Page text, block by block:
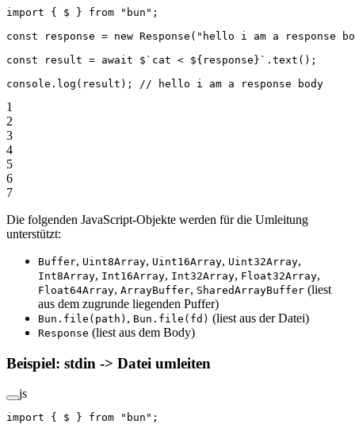
import { $ } from "bun" ;
const response = new Response ( "hello i am a response
const result = await $ `cat < ${ response }` . text ();
console. log (result); // hello i am a response body
1
2
3
4
5
6
7
Die folgenden JavaScript-Objekte werden für die Umleitung
unterstützt:
Buffer, Uint8Array, Uint16Array, Uint32Array,
Int8Array, Int16Array, Int32Array, Float32Array,
Float64Array, ArrayBuffer, SharedArrayBuffer (liest
aus dem zugrunde liegenden Puffer)
Bun.file(path) , Bun.file(fd) (liest aus der Datei)
Response (liest aus dem Body)
Beispiel: stdin -> Datei umleiten
js
import { $ } from "bun" ;